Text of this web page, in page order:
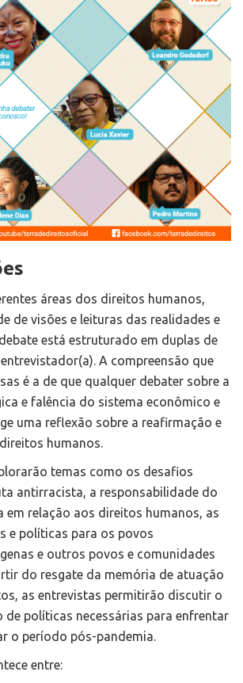
áreas dos direitos humanos,
de visões e leituras das realidades e
está estruturado em duplas de
A compreensão que
é a de que qualquer debater sobre a
e falência do sistema econômico e
uma reflexão sobre a reafirmação e
humanos.
temas como os desafios
antirracista, a responsabilidade do
em relação aos direitos humanos, as
e políticas para os povos
e outros povos e comunidades
do resgate da memória de atuação
as entrevistas permitirão discutir o
de políticas necessárias para enfrentar
o período pós-pandemia.
entre: